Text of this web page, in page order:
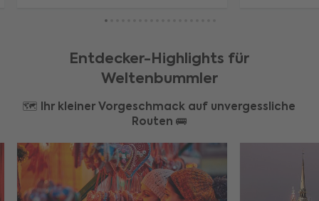
Entdecker-Highlights für
Weltenbummler
🗺️ Ihr kleiner Vorgeschmack auf unvergessliche
Routen 🚌